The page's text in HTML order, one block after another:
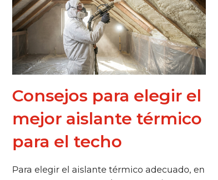
Consejos para elegir el
mejor aislante térmico
para el techo
Para elegir el aislante térmico adecuado, en